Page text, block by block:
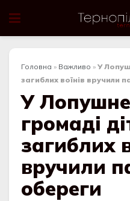
Головна » Важливо » У
загиблих воїнів вручили
У
громаді
загиблих
вручили
обереги